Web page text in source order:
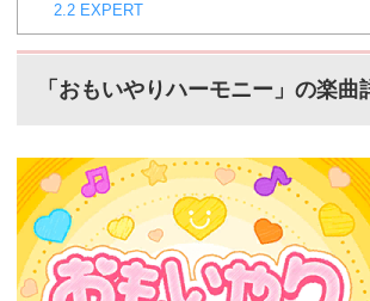
2.2 EXPERT
「おもいやりハーモニー」の楽曲